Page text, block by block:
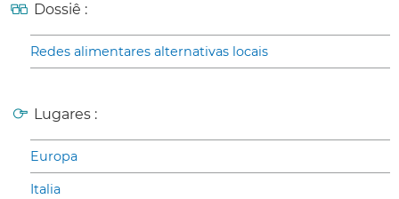
Dossiê :
Redes alimentares alternativas locais
Lugares :
Europa
Italia